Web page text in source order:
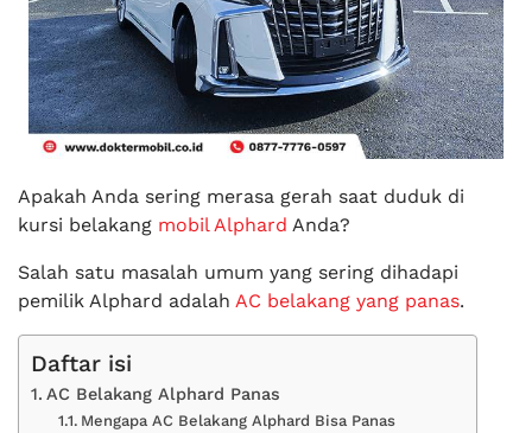
Apakah Anda sering merasa gerah saat duduk di
kursi belakang mobil Alphard Anda?
Salah satu masalah umum yang sering dihadapi
pemilik Alphard adalah AC belakang yang panas.
Daftar isi
AC Belakang Alphard Panas
Mengapa AC Belakang Alphard Bisa Panas